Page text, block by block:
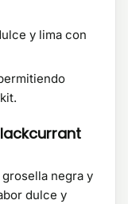
y lima con
grosella negra y
dulce y